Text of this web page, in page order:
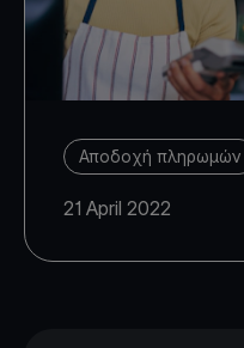
Αποδοχή πληρωμών
21 April 2022